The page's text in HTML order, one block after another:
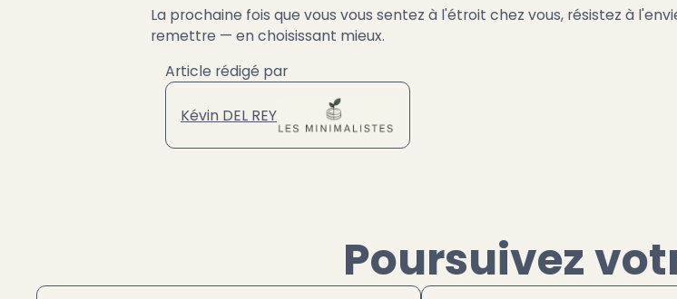
La prochaine fois que vous vous sentez à l'étroit chez vous, résistez à
remettre — en choisissant mieux.
Article rédigé par
Kévin DEL REY
Poursuivez